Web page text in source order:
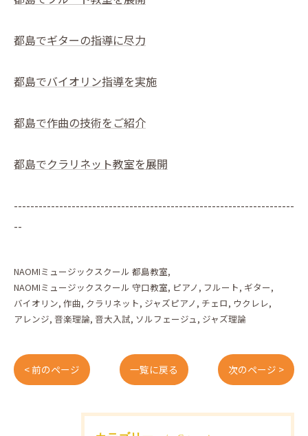
都島でギターの指導に尽力
都島でバイオリン指導を実施
都島で作曲の技術をご紹介
都島でクラリネット教室を展開
--------------------------------------------------------------------
--
NAOMIミュージックスクール 都島教室
NAOMIミュージックスクール 守口教室 ピアノ フルート ギター
バイオリン 作曲 クラリネット ジャズピアノ チェロ ウクレレ
アレンジ 音楽理論 音大入試 ソルフェージュ ジャズ理論
< 前のページ 一覧に戻る 次のページ >